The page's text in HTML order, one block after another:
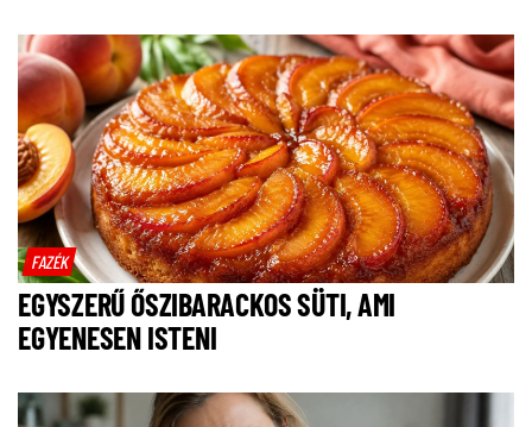
FAZÉK
EGYSZERŰ ŐSZIBARACKOS SÜTI, AMI
EGYENESEN ISTENI